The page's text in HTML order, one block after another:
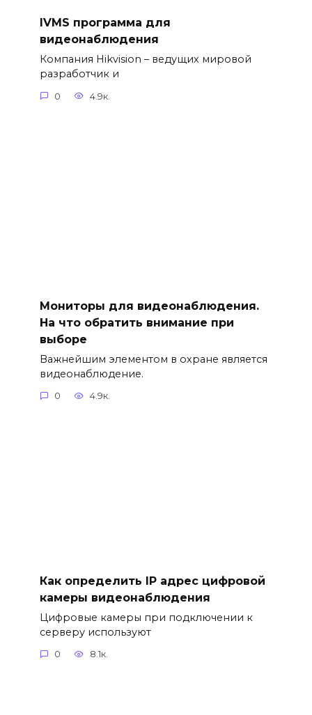
IVMS программа для
видеонаблюдения
Компания Hikvision – ведущих мировой
разработчик и
0 4.9к.
Мониторы для видеонаблюдения.
На что обратить внимание при
выборе
Важнейшим элементом в охране является
видеонаблюдение.
0 4.9к.
Как определить IP адрес цифровой
камеры видеонаблюдения
Цифровые камеры при подключении к
серверу используют
0 8.1к.